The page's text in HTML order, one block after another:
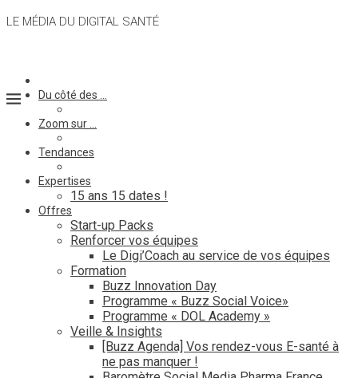
LE MÉDIA DU DIGITAL SANTÉ
Du côté des …
Zoom sur …
Tendances
Expertises
15 ans 15 dates !
Offres
Start-up Packs
Renforcer vos équipes
Le Digi’Coach au service de vos équipes
Formation
Buzz Innovation Day
Programme « Buzz Social Voice»
Programme « DOL Academy »
Veille & Insights
[Buzz Agenda] Vos rendez-vous E-santé à
ne pas manquer !